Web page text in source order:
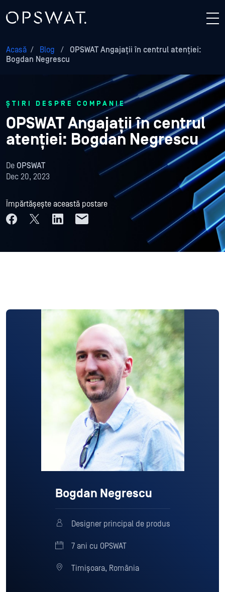
Acasă / Blog /
OPSWAT Angajații în centrul atenției:
Bogdan Negrescu
ȘTIRI DESPRE COMPANIE
OPSWAT Angajații în centrul
atenției: Bogdan Negrescu
De OPSWAT
Dec 20, 2023
Împărtășește această postare
Bogdan Negrescu
Designer principal de produs
7 ani cu OPSWAT
Timișoara, România